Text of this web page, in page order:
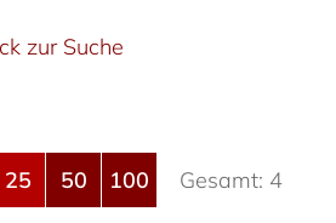
zur Suche
25 50 100 Gesamt: 4